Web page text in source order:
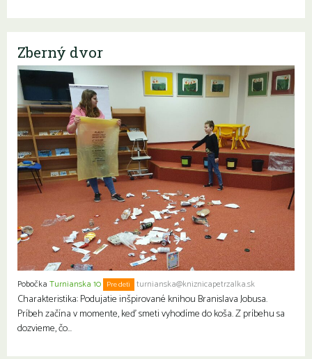
Zberný dvor
Pobočka Turnianska 10 Pre deti turnianska@kniznicapetrzalka.sk
Charakteristika: Podujatie inšpirované knihou Branislava Jobusa.
Príbeh začína v momente, keď smeti vyhodíme do koša. Z príbehu sa
dozvieme, čo…